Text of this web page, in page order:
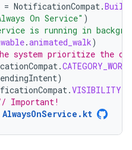
= NotificationCompat.
On Service" )
is running in
.animated_walk)
system prioritize the
.
)
.
Important!
AlwaysOnService.kt